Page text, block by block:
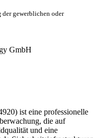
der gewerblichen oder
GmbH
ist eine professionelle
die auf
und eine